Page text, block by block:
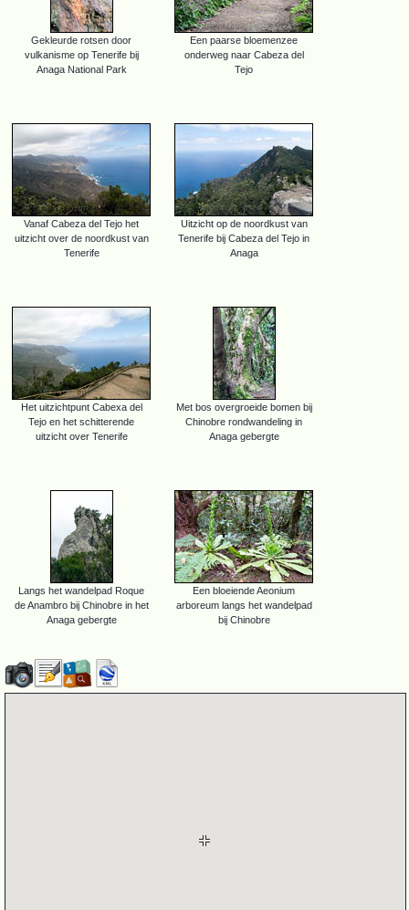
Gekleurde rotsen door
vulkanisme op Tenerife bij
Anaga National Park
Een paarse bloemenzee
onderweg naar Cabeza del
Tejo
Vanaf Cabeza del Tejo het
uitzicht over de noordkust van
Tenerife
Uitzicht op de noordkust van
Tenerife bij Cabeza del Tejo in
Anaga
Het uitzichtpunt Cabexa del
Tejo en het schitterende
uitzicht over Tenerife
Met bos overgroeide bomen bij
Chinobre rondwandeling in
Anaga gebergte
Langs het wandelpad Roque
de Anambro bij Chinobre in het
Anaga gebergte
Een bloeiende Aeonium
arboreum langs het wandelpad
bij Chinobre